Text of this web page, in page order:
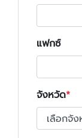
แฟกซ์
จังหวัด